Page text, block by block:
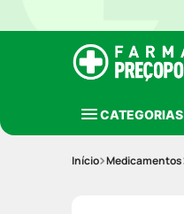
CATEGORIAS
Medicamentos